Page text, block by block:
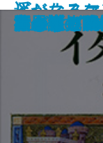
ハツカネ
人生の親戚
橋のない
鳥人計画
幽霊屋敷の
つねなら
遥かなる
のイギリ
色彩の息子
きらきら
ビジネス
通の手紙
イタリア
旅のラゴス
夜の樹
不思議の
わが性と生
夏の庭
いもうと
黄金を抱
エトロフ
行きずり